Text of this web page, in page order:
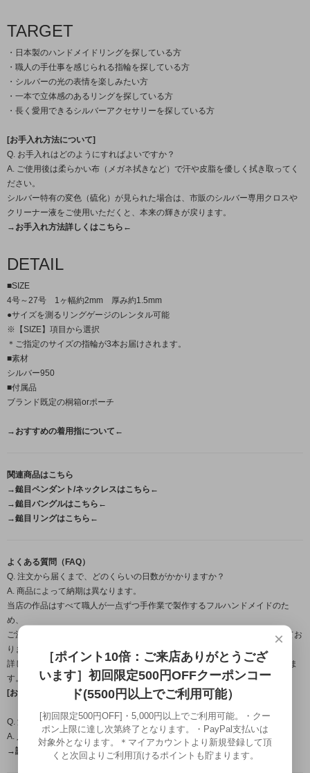
TARGET
・日本製のハンドメイドリングを探している方
・職人の手仕事を感じられる指輪を探している方
・シルバーの光の表情を楽しみたい方
・一本で立体感のあるリングを探している方
・長く愛用できるシルバーアクセサリーを探している方
[お手入れ方法について]
Q. お手入れはどのようにすればよいですか？
A. ご使用後は柔らかい布（メガネ拭きなど）で汗や皮脂を優しく拭き取ってく
ださい。
シルバー特有の変色（硫化）が見られた場合は、市販のシルバー専用クロスや
クリーナー液をご使用いただくと、本来の輝きが戻ります。
→お手入れ方法詳しくはこちら←
DETAIL
■SIZE
4号～27号 1ヶ幅約2mm 厚み約1.5mm
●サイズを測るリングゲージのレンタル可能
※【SIZE】項目から選択
＊ご指定のサイズの指輪が3本お届けされます。
■素材
シルバー950
■付属品
ブランド既定の桐箱orポーチ
→おすすめの着用指について←
関連商品はこちら
→鎚目ペンダント/ネックレスはこちら←
→鎚目バングルはこちら←
→鎚目リングはこちら←
よくある質問（FAQ）
Q. 注文から届くまで、どのくらいの日数がかかりますか？
A. 商品によって納期は異なります。
当店の作品はすべて職人が一点ずつ手作業で製作するフルハンドメイドのた
め、
ご注文・ご入金確認後から発送までは営業日約1週間～のお時間をいただいてお
ります。
詳しいお届け時期につきましては、ご注文確定後にメールにてご案内いたしま
す。
[お届け日目安についてはこちら←]
Q. 温泉やプール、お風呂に入るときは外したほうがいいですか？
A. 入浴時の着用は避けて頂くことをおすすめします。
→詳しくはこちら（FAQ）←
×
［ポイント10倍：ご来店ありがとうござ
います］初回限定500円OFFクーポンコー
ド(5500円以上でご利用可能）
[初回限定500円OFF]・5,000円以上でご利用可能。・クー
ポン上限に達し次第終了となります。・PayPal支払いは
対象外となります。＊マイアカウントより新規登録して頂
くと次回よりご利用頂けるポイントも貯まります。